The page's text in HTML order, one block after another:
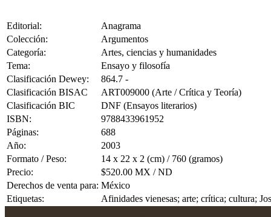
Editorial:
Anagrama
Colección:
Argumentos
Categoría:
Artes, ciencias y humanidades
Tema:
Ensayo y filosofía
Clasificación Dewey:
864.7 -
Clasificación BISAC
ART009000 (Arte / Crítica y Teoría)
Clasificación BIC
DNF (Ensayos literarios)
ISBN:
9788433961952
Páginas:
688
Año:
2003
Formato / Peso:
14 x 22 x 2 (cm) / 760 (gramos)
Precio:
$520.00 MX / ND
Derechos de venta para: México
Etiquetas:
Afinidades vienesas; arte; crítica; cultura;